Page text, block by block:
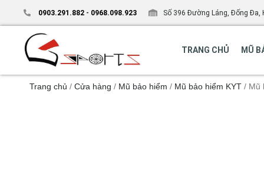
0903.291.882 - 0968.098.923 Số 396 Đường Láng, Đống Đa,
TRANG CHỦ MŨ
Trang chủ / Cửa hàng / Mũ bảo hiểm / Mũ bảo hiểm KYT / Mũ